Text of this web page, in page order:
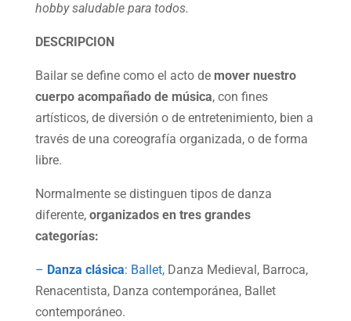
hobby saludable para todos.
DESCRIPCION
Bailar se define como el acto de mover nuestro
cuerpo acompañado de música, con fines
artísticos, de diversión o de entretenimiento, bien a
través de una coreografía organizada, o de forma
libre.
Normalmente se distinguen tipos de danza
diferente,organizados en tres grandes
categorías:
– Danza clásica: Ballet,Danza Medieval, Barroca,
Renacentista, Danza contemporánea, Ballet
contemporáneo.